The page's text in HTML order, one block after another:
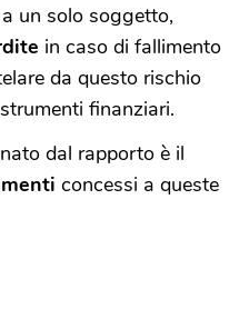
un solo soggetto,
in caso di fallimento
da questo rischio
finanziari.
dal rapporto è il
concessi a queste